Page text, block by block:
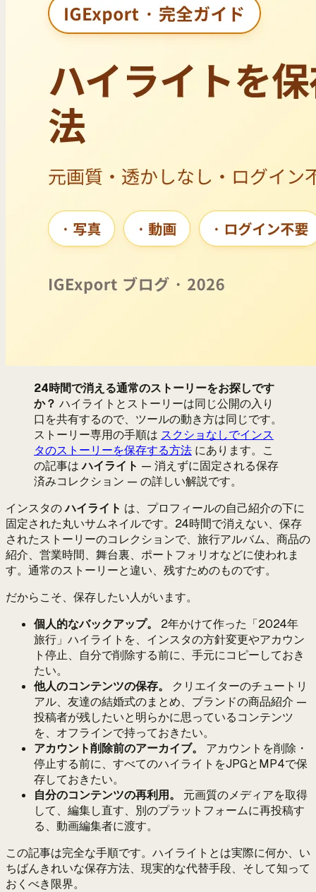
24時間で消える通常のストーリーをお探しです
か？ ハイライトとストーリーは同じ公開の入り
口を共有するので、ツールの動き方は同じです。
ストーリー専用の手順は スクショなしでインス
タのストーリーを保存する方法 にあります。こ
の記事はハイライト — 消えずに固定される保存
済みコレクション — の詳しい解説です。
インスタのハイライト は、プロフィールの自己紹介の下に
固定された丸いサムネイルです。24時間で消えない、保存
されたストーリーのコレクションで、旅行アルバム、商品の
紹介、営業時間、舞台裏、ポートフォリオなどに使われま
す。通常のストーリーと違い、残すためのものです。
だからこそ、保存したい人がいます。
個人的なバックアップ。
2年かけて作った「2024年
旅行」ハイライトを、インスタの方針変更やアカウン
ト停止、自分で削除する前に、手元にコピーしておき
たい。
他人のコンテンツの保存。
クリエイターのチュートリ
アル、友達の結婚式のまとめ、ブランドの商品紹介 —
投稿者が残したいと明らかに思っているコンテンツ
を、オフラインで持っておきたい。
アカウント削除前のアーカイブ。
アカウントを削除・
停止する前に、すべてのハイライトをJPGとMP4で保
存しておきたい。
自分のコンテンツの再利用。
元画質のメディアを取得
して、編集し直す、別のプラットフォームに再投稿す
る、動画編集者に渡す。
この記事は完全な手順です。ハイライトとは実際に何か、い
ちばんきれいな保存方法、現実的な代替手段、そして知って
おくべき限界。